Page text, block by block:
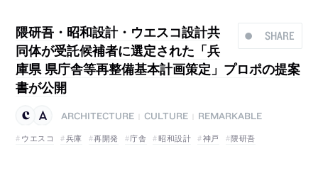
SHARE
隈研吾・昭和設計・ウエスコ設計共
同体が受託候補者に選定された「兵
庫県 県庁舎等再整備基本計画策定」プロポの提案
書が公開
ARCHITECTURE CULTURE
REMARKABLE
ウエスコ
兵庫 再開発 庁舎 昭和設計 神戸 隈研吾